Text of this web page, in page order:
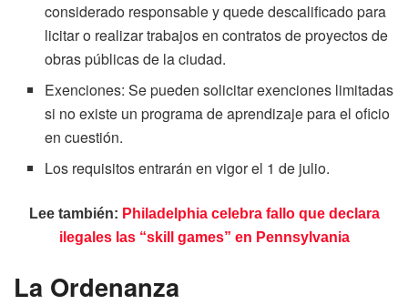
considerado responsable y quede descalificado para
licitar o realizar trabajos en contratos de proyectos de
obras públicas de la ciudad.
Exenciones: Se pueden solicitar exenciones limitadas
si no existe un programa de aprendizaje para el oficio
en cuestión.
Los requisitos entrarán en vigor el 1 de julio.
Lee también: Philadelphia celebra fallo que declara
ilegales las “skill games” en Pennsylvania
La Ordenanza